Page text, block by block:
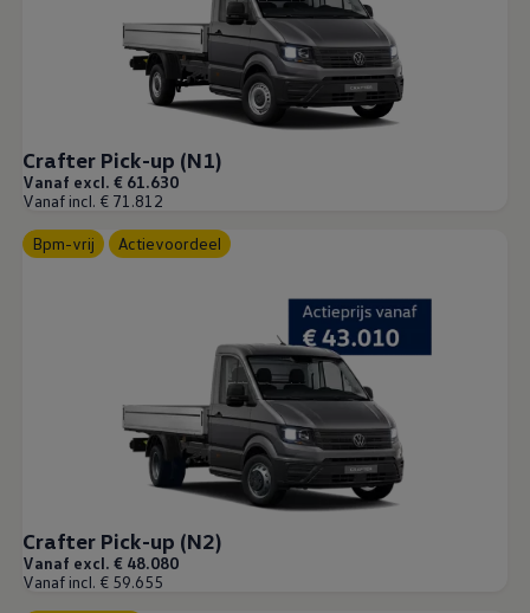
Crafter Pick-up (N1)
Vanaf excl. € 61.630
Vanaf incl. € 71.812
Bpm-vrij Actievoordeel
Crafter Pick-up (N2)
Vanaf excl. € 48.080
Vanaf incl. € 59.655